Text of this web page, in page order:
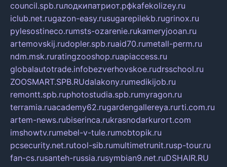
council.spb.ruлодкипатриот.рфkafekolizey.ru
iclub.net.rugazon-easy.rusugarepilekb.rugrinox.ru
pylesostineco.rumsts-ozarenie.rukameryjooan.ru
artemovskij.rudopler.spb.ruaid70.rumetall-perm.ru
ndm.msk.ruratingzooshop.ruapiaccess.ru
globalautotrade.infobezverhovskoe.rudrsschool.ru
ZOOSMART.SPB.RUdalakony.rumedikijob.ru
remontt.spb.ruphotostudia.spb.rumyragon.ru
terramia.ruacademy62.rugardengallereya.rurti.com.ru
artem-news.rubiserinca.rukrasnodarkurort.com
imshowtv.rumebel-v-tule.rumobtopik.ru
pcsecurity.net.rutool-sib.rumultimetrunit.rusp-tour.ru
fan-cs.rusanteh-russia.rusymbian9.net.ruDSHAIR.RU